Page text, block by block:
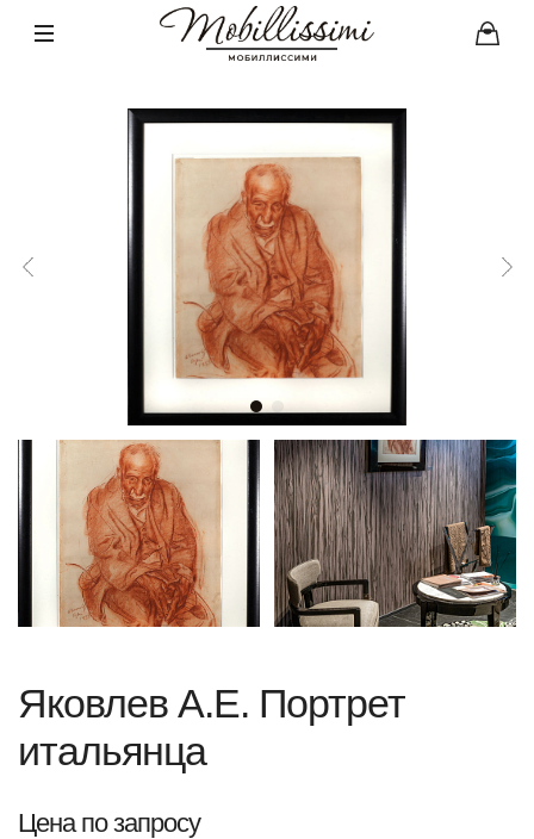
Яковлев А.Е. Портрет
итальянца
Цена по запросу